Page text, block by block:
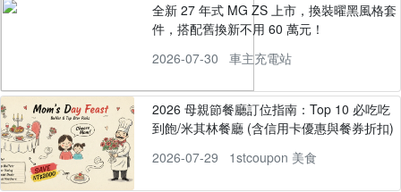
全新 27 年式 MG ZS 上市，換裝曜黑風格套
件，搭配舊換新不用 60 萬元！
2026-07-30
車主充電站
2026 母親節餐廳訂位指南：Top 10 必吃吃
到飽/米其林餐廳 (含信用卡優惠與餐券折扣)
2026-07-29
1stcoupon 美食